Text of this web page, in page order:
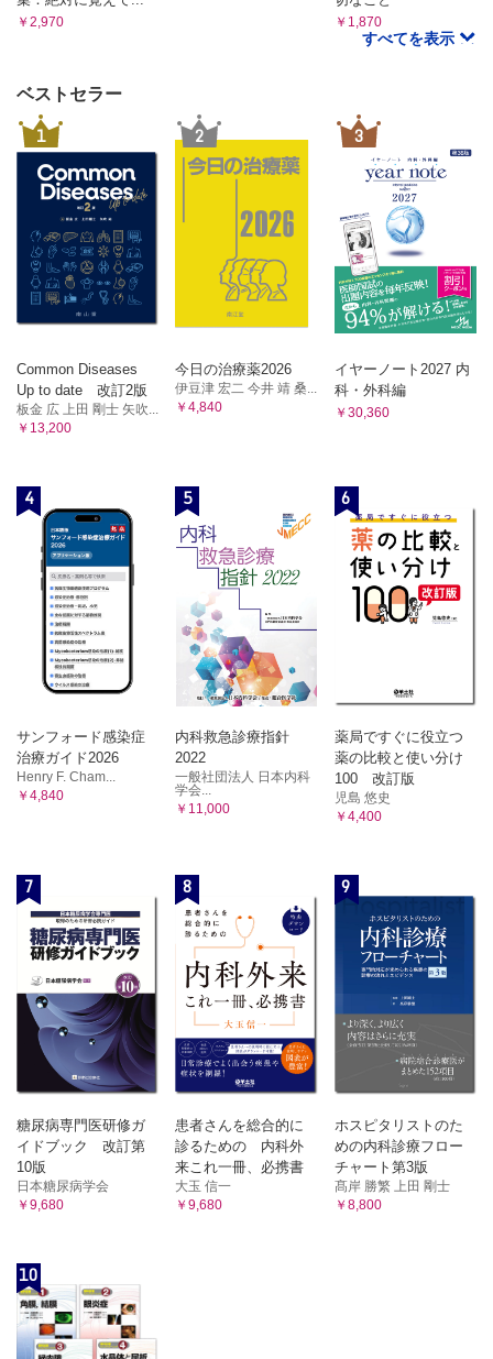
￥2,970 ￥1,870
すべてを表示
ベストセラー
1
Common Diseases
Up to date 改訂2版
板金 広 上田 剛士 矢吹...
￥13,200
2
今日の治療薬2026
伊豆津 宏二 今井 靖 桑...
￥4,840
3
イヤーノート2027 内
科・外科編
￥30,360
4
サンフォード感染症
治療ガイド2026
Henry F. Cham...
￥4,840
5
内科救急診療指針
2022
一般社団法人 日本内科
学会...
￥11,000
6
薬局ですぐに役立つ
薬の比較と使い分け
100 改訂版
児島 悠史
￥4,400
7
糖尿病専門医研修ガ
イドブック 改訂第
10版
日本糖尿病学会
￥9,680
8
患者さんを総合的に
診るための 内科外
来これ一冊、必携書
大玉 信一
￥9,680
9
ホスピタリストのた
めの内科診療フロー
チャート第3版
髙岸 勝繁 上田 剛士
￥8,800
10